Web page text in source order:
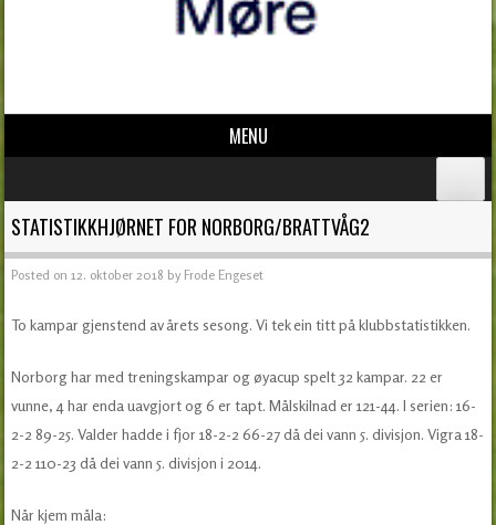
MENU
STATISTIKKHJØRNET FOR NORBORG/BRATTVÅG2
Posted on12. oktober 2018 by Frode Engeset
To kampar gjenstend av årets sesong. Vi tek ein titt på klubbstatistikken.
Norborg har med treningskampar og øyacup spelt 32 kampar. 22 er
vunne, 4 har enda uavgjort og 6 er tapt. Målskilnad er 121-44. I serien: 16-
2-2 89-25. Valder hadde i fjor 18-2-2 66-27 då dei vann 5. divisjon. Vigra 18-
2-2 110-23 då dei vann 5. divisjon i 2014.
Når kjem måla: